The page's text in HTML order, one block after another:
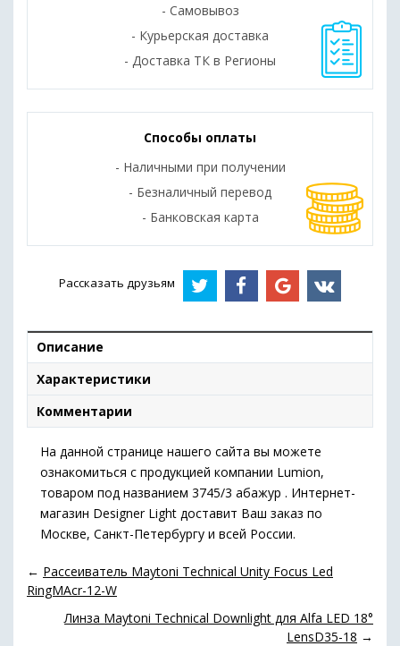
- Самовывоз
- Курьерская доставка
- Доставка ТК в Регионы
Способы оплаты
- Наличными при получении
- Безналичный перевод
- Банковская карта
Рассказать друзьям
Описание
Характеристики
Комментарии
На данной странице нашего сайта вы можете
ознакомиться с продукцией компании Lumion,
товаром под названием 3745/3 абажур . Интернет-
магазин Designer Light доставит Ваш заказ по
Москве, Санкт-Петербургу и всей России.
← Рассеиватель Maytoni Technical Unity Focus Led
RingMAcr-12-W
Линза Maytoni Technical Downlight для Alfa LED 18°
LensD35-18 →